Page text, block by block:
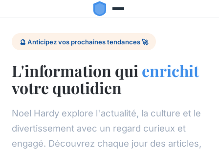
🔮 Anticipez vos prochaines tendances 🚀
L'information qui enrichit
votre quotidien
Noel Hardy explore l'actualité, la culture et le
divertissement avec un regard curieux et
engagé. Découvrez chaque jour des articles,